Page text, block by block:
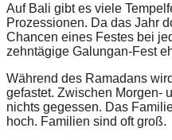
Auf Bali gibt es viele
Prozessionen. Da das Jahr
Chancen eines Festes bei
zehntägige Galungan-Fest
Während des Ramadans
gefastet. Zwischen Morgen-
nichts gegessen. Das
hoch. Familien sind oft groß.